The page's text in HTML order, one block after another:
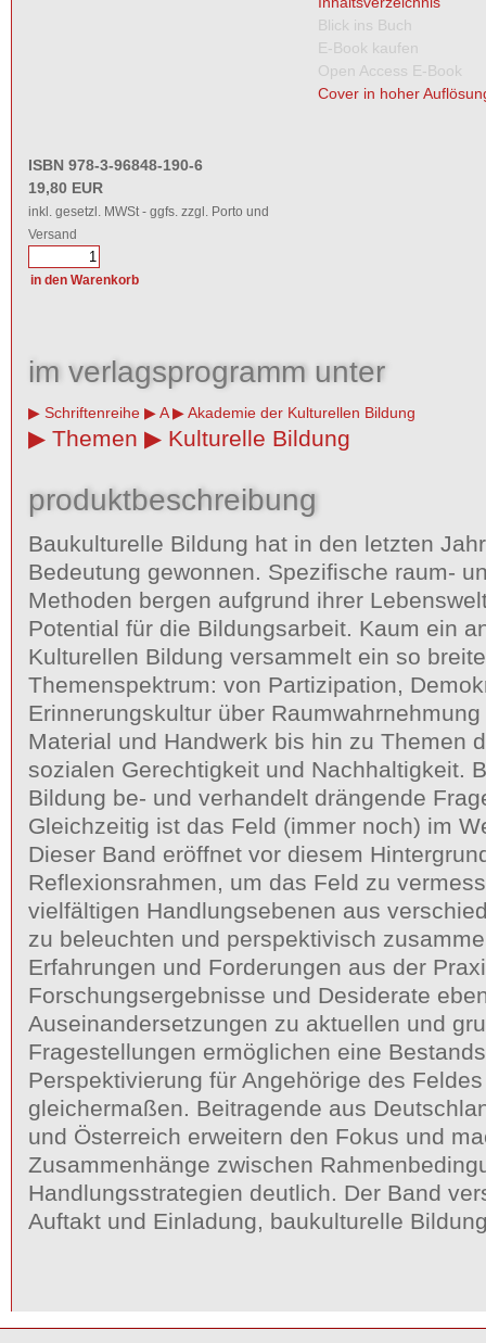
Blick ins Buch
E-Book kaufen
Open Access E-Book
Cover in hoher
ISBN 978-3-96848-190-6
19,80 EUR
inkl. gesetzl. MWSt - ggfs. zzgl. Porto und
Versand
im verlagsprogramm unter
Schriftenreihe A Akademie der Kulturellen Bildung
Themen Kulturelle Bildung
produktbeschreibung
Baukulturelle Bildung hat in den letzten
Bedeutung gewonnen. Spezifische raum-
Methoden bergen aufgrund ihrer
Potential für die Bildungsarbeit. Kaum ein
Kulturellen Bildung versammelt ein so
Themenspektrum: von Partizipation,
Erinnerungskultur über
Material und Handwerk bis hin zu Themen
sozialen Gerechtigkeit und Nachhaltigkeit.
Bildung be- und verhandelt drängende
Gleichzeitig ist das Feld (immer noch) im
Dieser Band eröffnet vor diesem
Reflexionsrahmen, um das Feld zu
vielfältigen Handlungsebenen aus
zu beleuchten und perspektivisch
Erfahrungen und Forderungen aus der
Forschungsergebnisse und Desiderate
Auseinandersetzungen zu aktuellen und
Fragestellungen ermöglichen eine
Perspektivierung für Angehörige des
gleichermaßen. Beitragende aus
und Österreich erweitern den Fokus und
Zusammenhänge zwischen
Handlungsstrategien deutlich. Der Band
Auftakt und Einladung, baukulturelle